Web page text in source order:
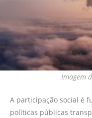
Imagem
A participação social é
políticas públicas